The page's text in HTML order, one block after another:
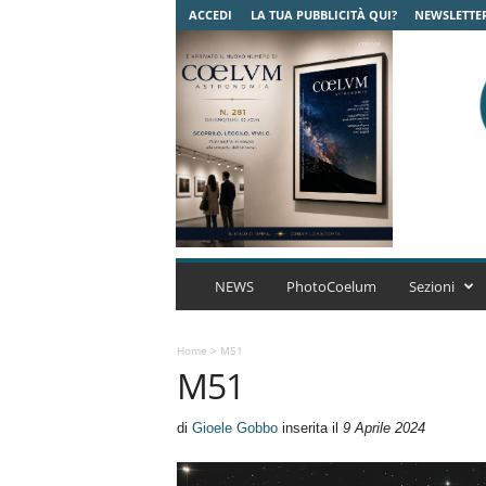
ACCEDI LA TUA PUBBLICITÀ QUI?
C
r
NEWS PhotoCoelum Sezioni
Home > M51
M51
di Gioele Gobboinserita il 9 Aprile 2024